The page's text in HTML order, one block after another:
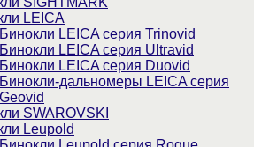
LEICA
Бинокли LEICA серия Trinovid
Бинокли LEICA серия Ultravid
Бинокли LEICA серия Duovid
Бинокли-дальномеры LEICA серия
Geovid
SWAROVSKI
Leupold